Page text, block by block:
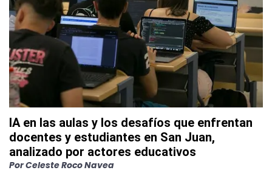
IA en las aulas y los desafíos que enfrentan
docentes y estudiantes en San Juan,
analizado por actores educativos
PorCeleste Roco Navea